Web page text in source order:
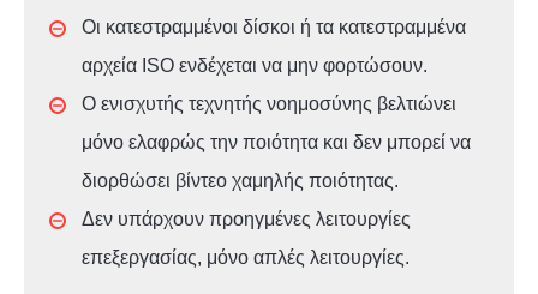
Οι κατεστραμμένοι δίσκοι ή τα κατεστραμμένα
αρχεία ISO ενδέχεται να μην φορτώσουν.
Ο ενισχυτής τεχνητής νοημοσύνης βελτιώνει
μόνο ελαφρώς την ποιότητα και δεν μπορεί να
διορθώσει βίντεο χαμηλής ποιότητας.
Δεν υπάρχουν προηγμένες λειτουργίες
επεξεργασίας, μόνο απλές λειτουργίες.